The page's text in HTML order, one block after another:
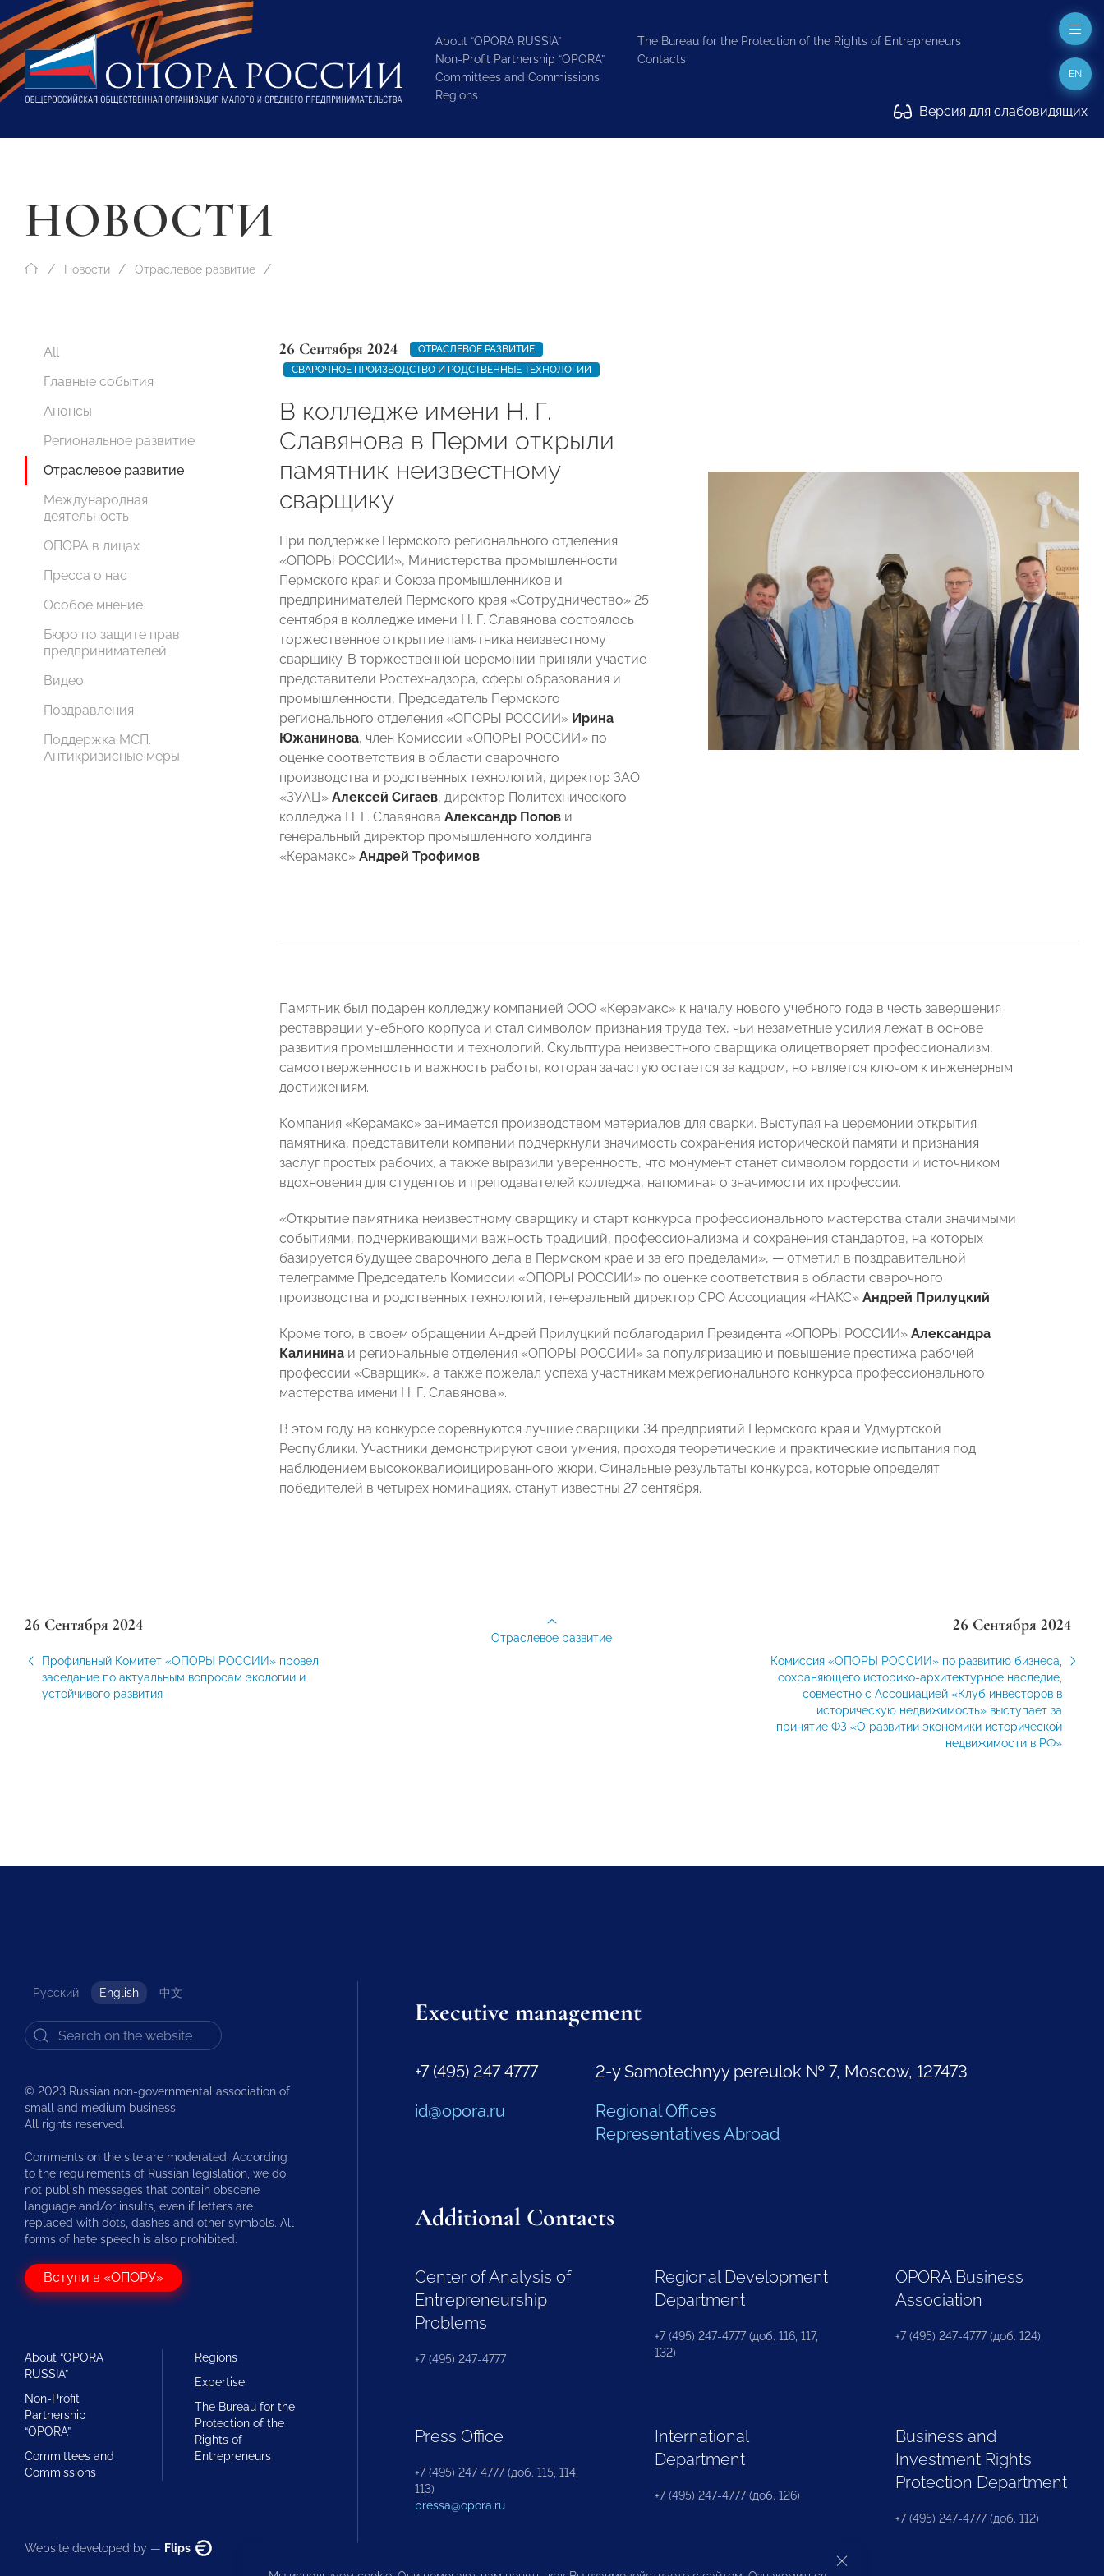
About “OPORA RUSSIA”
Non-Profit Partnership “OPORA”
Committees and Commissions
Regions
The Bureau for the Protection of the Rights of Entrepreneurs
Contacts
Версия для слабовидящих
EN
НОВОСТИ
Новости Отраслевое развитие
All
Главные события
Анонсы
Региональное развитие
Отраслевое развитие
Международная
деятельность
ОПОРА в лицах
Пресса о нас
Особое мнение
Бюро по защите прав
предпринимателей
Видео
Поздравления
Поддержка МСП.
Антикризисные меры
26 Сентября 2024
ОТРАСЛЕВОЕ РАЗВИТИЕ
СВАРОЧНОЕ ПРОИЗВОДСТВО И РОДСТВЕННЫЕ ТЕХНОЛОГИИ
В колледже имени Н. Г.
Славянова в Перми открыли
памятник неизвестному
сварщику
При поддержке Пермского регионального отделения
«ОПОРЫ РОССИИ», Министерства промышленности
Пермского края и Союза промышленников и
предпринимателей Пермского края «Сотрудничество» 25
сентября в колледже имени Н. Г. Славянова состоялось
торжественное открытие памятника неизвестному
сварщику. В торжественной церемонии приняли участие
представители Ростехнадзора, сферы образования и
промышленности, Председатель Пермского
регионального отделения «ОПОРЫ РОССИИ» Ирина
Южанинова, член Комиссии «ОПОРЫ РОССИИ» по
оценке соответствия в области сварочного
производства и родственных технологий, директор ЗАО
«ЗУАЦ» Алексей Сигаев, директор Политехнического
колледжа Н. Г. Славянова Александр Попов и
генеральный директор промышленного холдинга
«Керамакс» Андрей Трофимов.
Памятник был подарен колледжу компанией ООО «Керамакс» к началу нового учебного года в честь завершения
реставрации учебного корпуса и стал символом признания труда тех, чьи незаметные усилия лежат в основе
развития промышленности и технологий. Скульптура неизвестного сварщика олицетворяет профессионализм,
самоотверженность и важность работы, которая зачастую остается за кадром, но является ключом к инженерным
достижениям.
Компания «Керамакс» занимается производством материалов для сварки. Выступая на церемонии открытия
памятника, представители компании подчеркнули значимость сохранения исторической памяти и признания
заслуг простых рабочих, а также выразили уверенность, что монумент станет символом гордости и источником
вдохновения для студентов и преподавателей колледжа, напоминая о значимости их профессии.
«Открытие памятника неизвестному сварщику и старт конкурса профессионального мастерства стали значимыми
событиями, подчеркивающими важность традиций, профессионализма и сохранения стандартов, на которых
базируется будущее сварочного дела в Пермском крае и за его пределами», — отметил в поздравительной
телеграмме Председатель Комиссии «ОПОРЫ РОССИИ» по оценке соответствия в области сварочного
производства и родственных технологий, генеральный директор СРО Ассоциация «НАКС» Андрей Прилуцкий.
Кроме того, в своем обращении Андрей Прилуцкий поблагодарил Президента «ОПОРЫ РОССИИ» Александра
Калинина и региональные отделения «ОПОРЫ РОССИИ» за популяризацию и повышение престижа рабочей
профессии «Сварщик», а также пожелал успеха участникам межрегионального конкурса профессионального
мастерства имени Н. Г. Славянова».
В этом году на конкурсе соревнуются лучшие сварщики 34 предприятий Пермского края и Удмуртской
Республики. Участники демонстрируют свои умения, проходя теоретические и практические испытания под
наблюдением высококвалифицированного жюри. Финальные результаты конкурса, которые определят
победителей в четырех номинациях, станут известны 27 сентября.
26 Сентября 2024
Профильный Комитет «ОПОРЫ РОССИИ» провел
заседание по актуальным вопросам экологии и
устойчивого развития
26 Сентября 2024
Комиссия «ОПОРЫ РОССИИ» по развитию бизнеса,
сохраняющего историко-архитектурное наследие,
совместно с Ассоциацией «Клуб инвесторов в
историческую недвижимость» выступает за
принятие ФЗ «О развитии экономики исторической
недвижимости в РФ»
Отраслевое развитие
Русский English 中文
© 2023 Russian non-governmental association of
small and medium business
All rights reserved.
Comments on the site are moderated. According
to the requirements of Russian legislation, we do
not publish messages that contain obscene
language and/or insults, even if letters are
replaced with dots, dashes and other symbols. All
forms of hate speech is also prohibited.
Вступи в «ОПОРУ»
About “OPORA
RUSSIA”
Non-Profit
Partnership
“OPORA”
Committees and
Commissions
Regions
Expertise
The Bureau for the
Protection of the
Rights of
Entrepreneurs
Website developed by — Flips
Executive management
+7 (495) 247 4777
id@opora.ru
2-y Samotechnyy pereulok № 7, Moscow, 127473
Regional Offices
Representatives Abroad
Additional Contacts
Center of Analysis of
Entrepreneurship
Problems
+7 (495) 247-4777
Regional Development
Department
+7 (495) 247-4777 (доб. 116, 117,
132)
OPORA Business
Association
+7 (495) 247-4777 (доб. 124)
Press Office
+7 (495) 247 4777 (доб. 115, 114,
113)
pressa@opora.ru
International
Department
+7 (495) 247-4777 (доб. 126)
Business and
Investment Rights
Protection Department
+7 (495) 247-4777 (доб. 112)